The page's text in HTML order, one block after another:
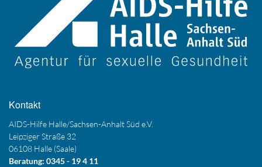
Kontakt
AIDS-Hilfe Halle/Sachsen-Anhalt Süd e.V.
Leipziger Straße 32
06108 Halle (Saale)
Beratung: 0345 - 19 4 11